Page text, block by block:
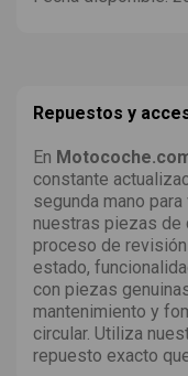
Repuestos y
En
constante
segunda mano
nuestras piezas de
proceso de
estado,
con piezas
mantenimiento y
circular. Utiliza
repuesto exacto